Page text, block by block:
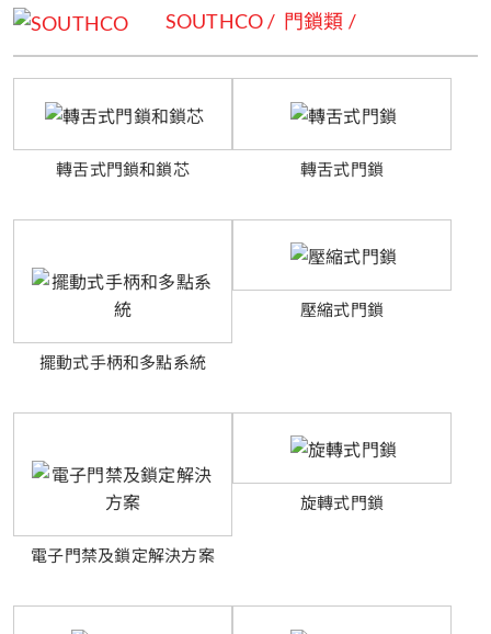
SOUTHCO 門鎖類
轉舌式門鎖和鎖芯 轉舌式門鎖
擺動式手柄和多點系統
壓縮式門鎖
電子門禁及鎖定解決方案
旋轉式門鎖